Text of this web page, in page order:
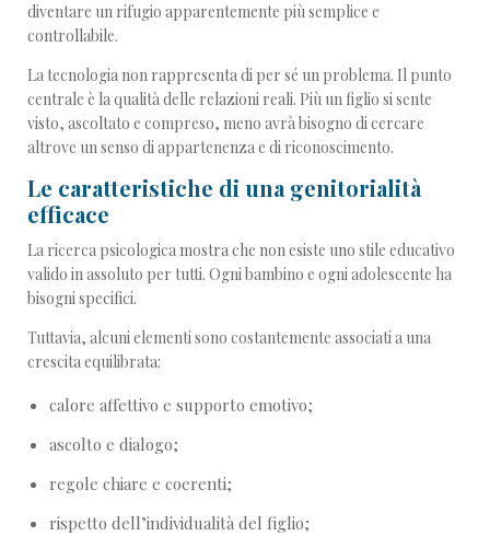
diventare un rifugio apparentemente più semplice e
controllabile.
La tecnologia non rappresenta di per sé un problema. Il punto
centrale è la qualità delle relazioni reali. Più un figlio si sente
visto, ascoltato e compreso, meno avrà bisogno di cercare
altrove un senso di appartenenza e di riconoscimento.
Le caratteristiche di una genitorialità
efficace
La ricerca psicologica mostra che non esiste uno stile educativo
valido in assoluto per tutti. Ogni bambino e ogni adolescente ha
bisogni specifici.
Tuttavia, alcuni elementi sono costantemente associati a una
crescita equilibrata:
calore affettivo e supporto emotivo;
ascolto e dialogo;
regole chiare e coerenti;
rispetto dell’individualità del figlio;